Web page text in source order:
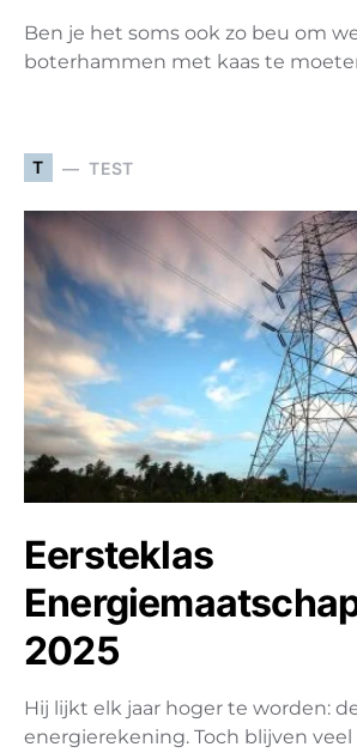
Ben je het soms ook zo beu om
boterhammen met kaas te
T TEST
Eersteklas
2025
Hij lijkt elk jaar hoger te worden:
energierekening. Toch blijven